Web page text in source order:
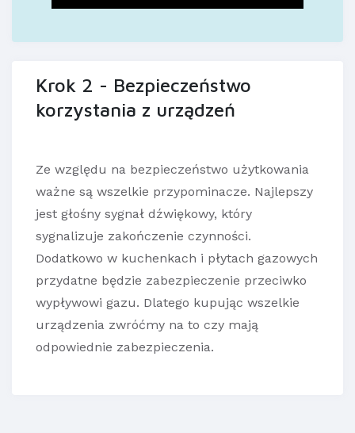
Krok 2 - Bezpieczeństwo
korzystania z urządzeń
Ze względu na bezpieczeństwo użytkowania
ważne są wszelkie przypominacze. Najlepszy
jest głośny sygnał dźwiękowy, który
sygnalizuje zakończenie czynności.
Dodatkowo w kuchenkach i płytach gazowych
przydatne będzie zabezpieczenie przeciwko
wypływowi gazu. Dlatego kupując wszelkie
urządzenia zwróćmy na to czy mają
odpowiednie zabezpieczenia.